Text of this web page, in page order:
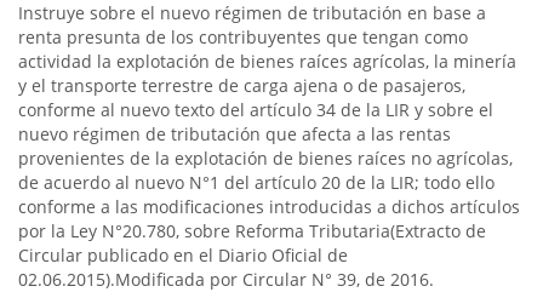
Instruye sobre el nuevo régimen de tributación en base a
renta presunta de los contribuyentes que tengan como
actividad la explotación de bienes raíces agrícolas, la minería
y el transporte terrestre de carga ajena o de pasajeros,
conforme al nuevo texto del artículo 34 de la LIR y sobre el
nuevo régimen de tributación que afecta a las rentas
provenientes de la explotación de bienes raíces no agrícolas,
de acuerdo al nuevo N°1 del artículo 20 de la LIR; todo ello
conforme a las modificaciones introducidas a dichos artículos
por la Ley N°20.780, sobre Reforma Tributaria(Extracto de
Circular publicado en el Diario Oficial de
02.06.2015).Modificada por Circular N° 39, de 2016.